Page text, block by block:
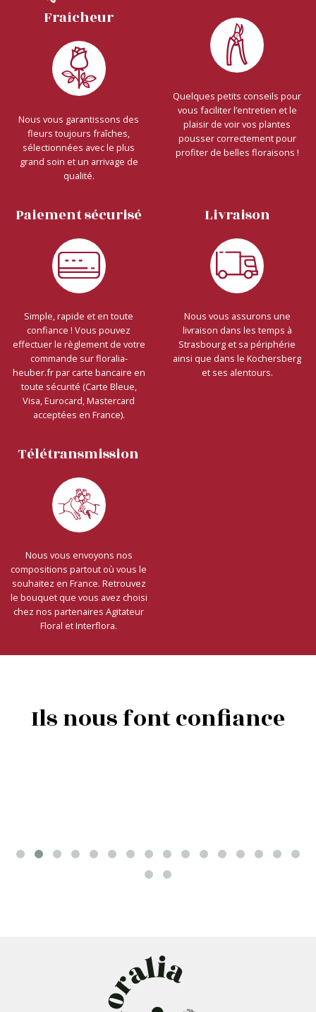
Fraîcheur
Nous vous garantissons des
fleurs toujours fraîches,
sélectionnées avec le plus
grand soin et un arrivage de
qualité.
Quelques petits conseils pour
vous faciliter l’entretien et le
plaisir de voir vos plantes
pousser correctement pour
profiter de belles floraisons !
Paiement sécurisé
Simple, rapide et en toute
confiance ! Vous pouvez
effectuer le règlement de votre
commande sur floralia-
heuber.fr par carte bancaire en
toute sécurité (Carte Bleue,
Visa, Eurocard, Mastercard
acceptées en France).
Livraison
Nous vous assurons une
livraison dans les temps à
Strasbourg et sa périphérie
ainsi que dans le Kochersberg
et ses alentours.
Télétransmission
Nous vous envoyons nos
compositions partout où vous le
souhaitez en France. Retrouvez
le bouquet que vous avez choisi
chez nos partenaires Agitateur
Floral et Interflora.
Ils nous font confiance